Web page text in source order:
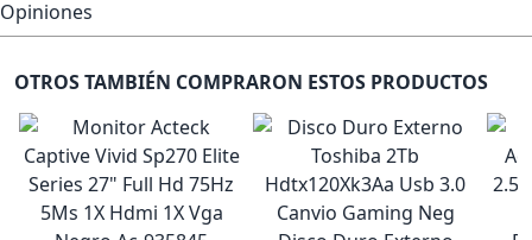
Opiniones
OTROS TAMBIÉN COMPRARON ESTOS PRODUCTOS